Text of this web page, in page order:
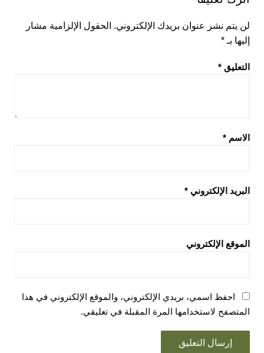
لن يتم نشر عنوان بريدك الإلكتروني. الحقول الإلزامية مشار
إليها بـ *
التعليق *
الاسم *
البريد الإلكتروني *
الموقع الإلكتروني
احفظ اسمي، بريدي الإلكتروني، والموقع الإلكتروني في هذا
المتصفح لاستخدامها المرة المقبلة في تعليقي.